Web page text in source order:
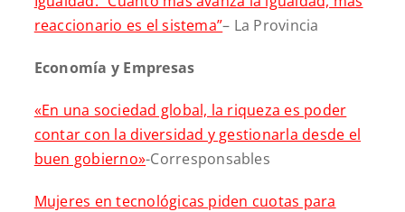
reaccionario es el sistema”– La Provincia
Economía y Empresas
«En una sociedad global, la riqueza es poder
contar con la diversidad y gestionarla desde el
buen gobierno»-Corresponsables
Mujeres en tecnológicas piden cuotas para